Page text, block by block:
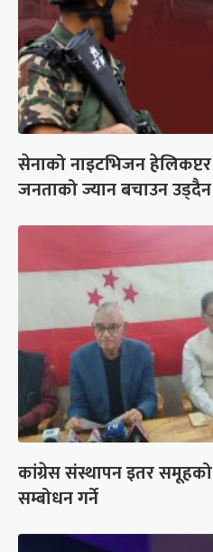
सेनाको नाइटभिजन
जनताको ज्यान बचाउन उड्दैन
कांग्रेस संस्थापन इतर समूहको
सम्बोधन गर्ने